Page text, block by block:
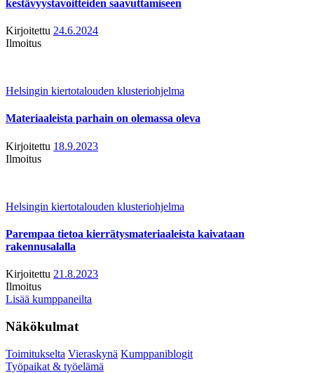
kestävyystavoitteiden saavuttamiseen
Kirjoitettu 24.6.2024
Ilmoitus
Helsingin kiertotalouden klusteriohjelma
Materiaaleista parhain on olemassa oleva
Kirjoitettu 18.9.2023
Ilmoitus
Helsingin kiertotalouden klusteriohjelma
Parempaa tietoa kierrätysmateriaaleista kaivataan
rakennusalalla
Kirjoitettu 21.8.2023
Ilmoitus
Lisää kumppaneilta
Näkökulmat
Toimitukselta Vieraskynä Kumppaniblogit
Työpaikat & työelämä